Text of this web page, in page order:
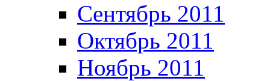
Сентябрь 2011
Октябрь 2011
Ноябрь 2011